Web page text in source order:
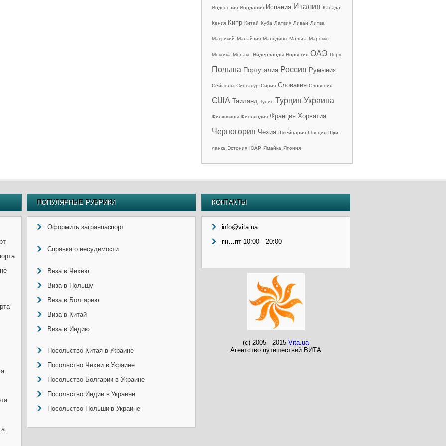
Индонезия Иордания Испания Италия Канада
Кения Кипр Китай Куба Латвия Ливан Литва
Маврикий Малайзия Мальдивы Мальта Марокко
Мексика Монако Нидерланды Норвегия ОАЭ Перу
Польша Португалия Россия Румыния
Сейшелы Сингапур Сирия Словакия Словения
США Таиланд Тунис Турция Украина
Филиппины Финляндия Франция Хорватия
Черногория Чехия Швейцария Швеция Шри-
ланка Эстония ЮАР Ямайка Япония
ПОПУЛЯРНЫЕ РУБРИКИ
Оформить загранпаспорт
Справка о несудимости
Виза в Чехию
Виза в Польшу
Виза в Болгарию
Виза в Китай
Виза в Индию
Посольство Китая в Украине
Посольство Чехии в Украине
Посольство Болгарии в Украине
Посольство Индии в Украине
Посольство Польши в Украине
КОНТАКТЫ
info@vita.ua
пн…пт 10:00—20:00
(c) 2005 - 2015 Vita.ua
Агентство путешествий ВИТА